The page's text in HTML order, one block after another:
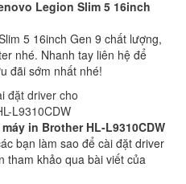
Legion Slim 5 16inch
5 16inch Gen 9 chất lượng,
nhé. Nhanh tay liên hệ để
đãi sớm nhất nhé!
in Brother HL-L9310CDW
bạn làm sao để cài đặt driver
tham khảo qua bài viết của